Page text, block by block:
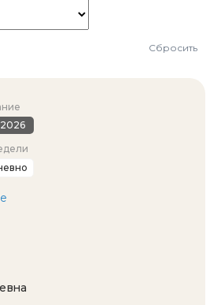
Сбросить